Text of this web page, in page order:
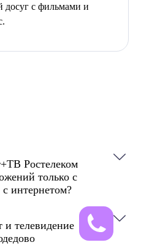
досуг с фильмами и
Ростелеком
только с
интернетом?
и телевидение